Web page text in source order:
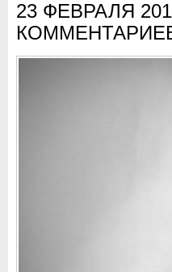
23 ФЕВРАЛЯ